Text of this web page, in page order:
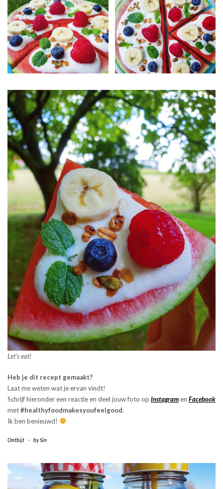
Let’s eat!
Heb je dit recept gemaakt?
Laat me weten wat je ervan vindt!
Schrijf hieronder een reactie en deel jouw foto op Instagramen Facebook
met#healthyfoodmakesyoufeelgood.
Ik ben benieuwd!
Ontbijt - bySin